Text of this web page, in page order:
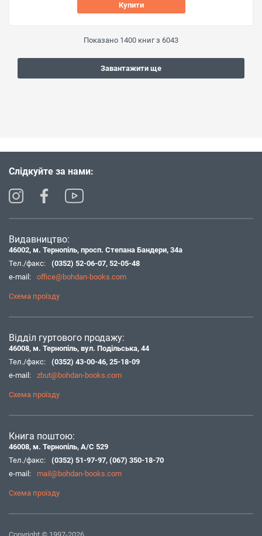
Купити
Показано 1400 книг з 6043
Завантажити ще
Слідкуйте за нами:
Видавництво:
46002, м. Тернопіль, просп. Степана Бандери, 34а
Тел./факс:
(0352) 52-06-07, 52-05-48
e-mail:
office@bohdan-books.com
Схема проїзду
Відділ гуртового продажу:
46008, м. Тернопіль, вул. Подільська, 44
Тел./факс:
(0352) 43-00-46, 25-18-09
e-mail:
zbut@bohdan-books.com
Схема проїзду
Книга поштою:
46008, м. Тернопіль, А/С 529
Тел./факс:
(0352) 51-97-97, (067) 350-18-70
e-mail:
mail@bohdan-books.com
Схема проїзду